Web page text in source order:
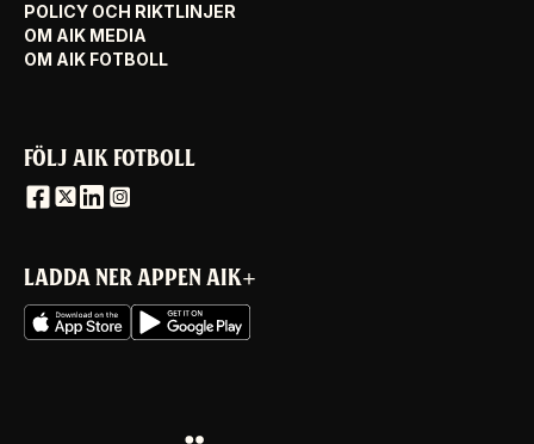
POLICY OCH RIKTLINJER
OM AIK MEDIA
OM AIK FOTBOLL
FÖLJ AIK FOTBOLL
LADDA NER APPEN AIK+